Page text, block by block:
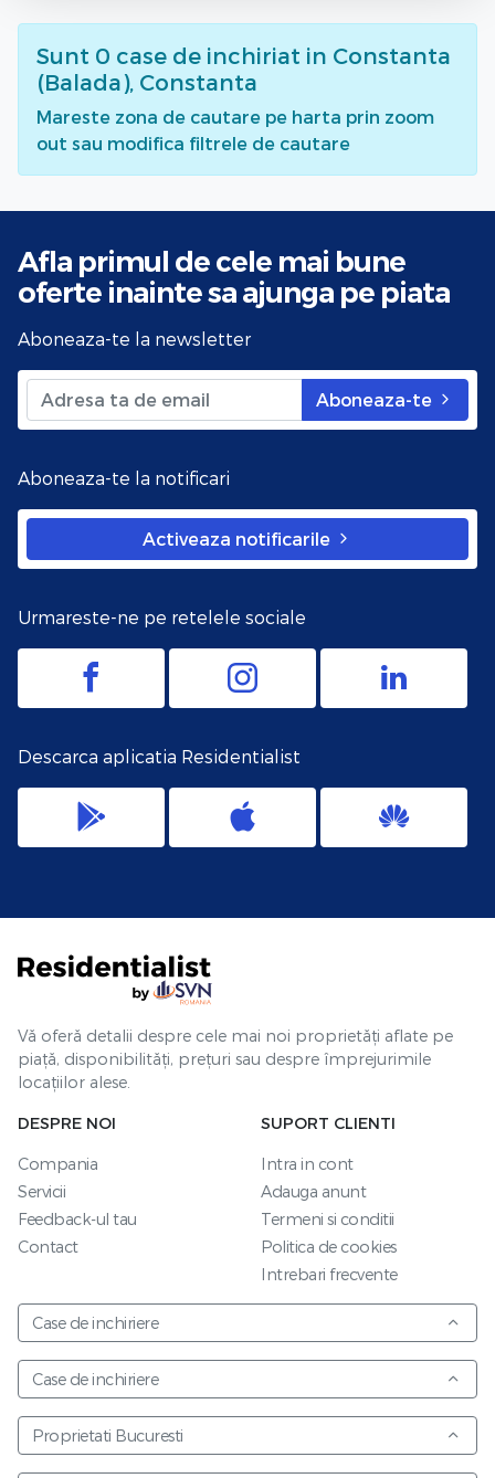
Sunt 0 case de inchiriat in Constanta
(Balada), Constanta
Mareste zona de cautare pe harta prin zoom
out sau modifica filtrele de cautare
Afla primul de cele mai bune
oferte inainte sa ajunga pe piata
Aboneaza-te la newsletter
Aboneaza-te
Aboneaza-te la notificari
Activeaza notificarile
Urmareste-ne pe retelele sociale
Descarca aplicatia Residentialist
Vă oferă detalii despre cele mai noi proprietăți aflate pe
piață, disponibilități, prețuri sau despre împrejurimile
locațiilor alese.
DESPRE NOI
Compania
Servicii
Feedback-ul tau
Contact
SUPORT CLIENTI
Intra in cont
Adauga anunt
Termeni si conditii
Politica de cookies
Intrebari frecvente
Case de inchiriere
Case de inchiriere
Proprietati Bucuresti